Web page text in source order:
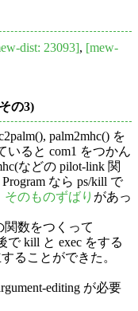
dist: 23093], [mew-
の3)
palm2mhc() を
いると com1 をつかん
などの pilot-link 関
なら ps/kill で
そのものずばり があっ
関数をつくって
で kill と exec をする
ることができた。
editing が必要